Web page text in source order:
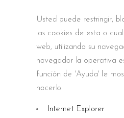
Usted puede restringir,
las cookies de esta o
web, utilizando su
navegador la operativa
función de 'Ayuda' le
hacerlo.
Internet Explorer